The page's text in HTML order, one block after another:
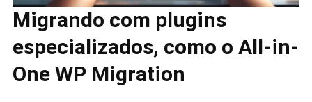
Migrando com plugins
especializados, como o All-in-
One WP Migration